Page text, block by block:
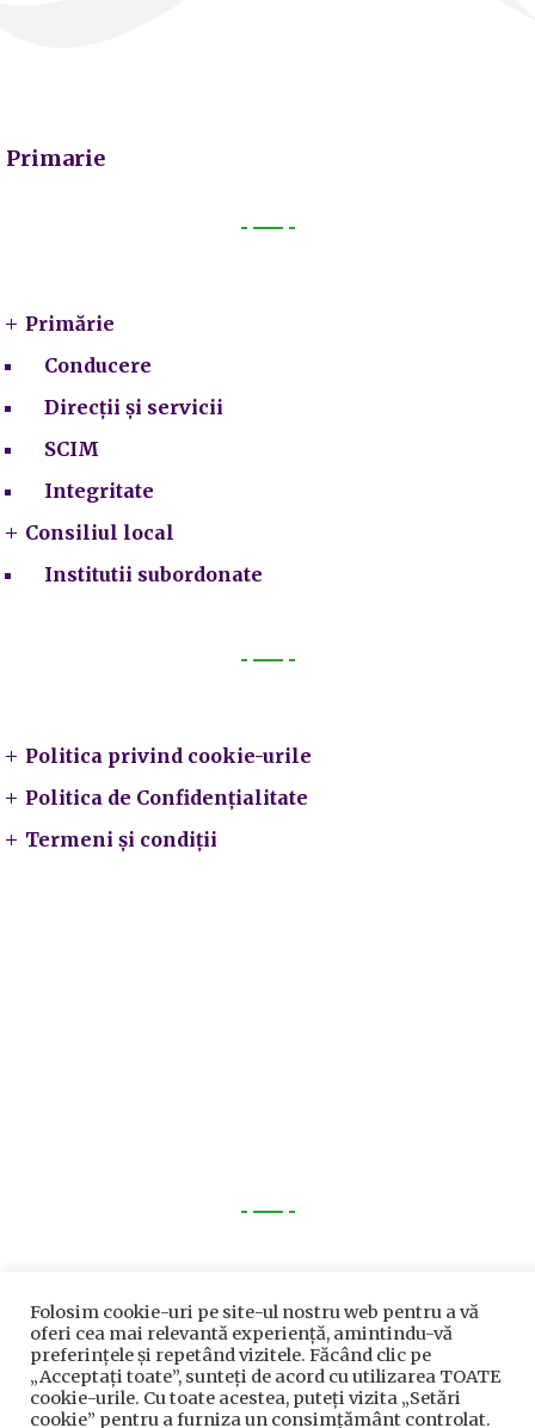
Primarie
Primărie
Conducere
Direcții și servicii
SCIM
Integritate
Consiliul local
Institutii subordonate
Politica privind cookie-urile
Politica de Confidențialitate
Termeni și condiții
Utile
Telefoane utile
Acte Necesare/Ghid
Folosim cookie-uri pe site-ul nostru web pentru a vă
oferi cea mai relevantă experiență, amintindu-vă
preferințele și repetând vizitele. Făcând clic pe
„Acceptați toate”, sunteți de acord cu utilizarea TOATE
cookie-urile. Cu toate acestea, puteți vizita „Setări
cookie” pentru a furniza un consimțământ controlat.